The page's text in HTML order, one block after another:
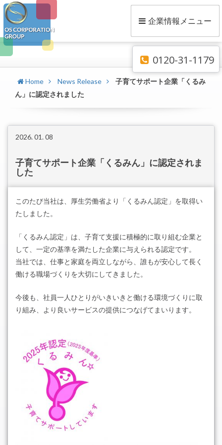
企業情報メニュー
0120-31-1179
Home News Release
子育てサポート企業「くるみ
ん」に認定されました
2026. 01. 08
子育てサポート企業「くるみん」に認定されま
した
このたび当社は、厚生労働省より「くるみん認定」を取得い
たしました。
「くるみん認定」は、子育て支援に積極的に取り組む企業と
して、一定の基準を満たした企業に与えられる認定です。
当社では、仕事と家庭を両立しながら、誰もが安心して長く
働ける職場づくりを大切にしてきました。
今後も、社員一人ひとりがいきいきと働ける環境づくりに取
り組み、より良いサービスの提供につなげてまいります。